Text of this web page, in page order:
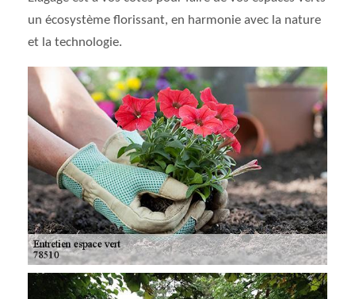
un écosystème florissant, en harmonie avec la nature
et la technologie.